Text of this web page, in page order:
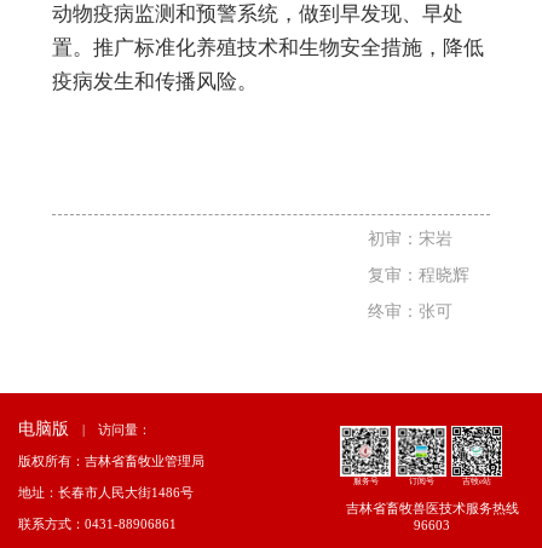
动物疫病监测和预警系统，做到早发现、早处
置。推广标准化养殖技术和生物安全措施，降低
疫病发生和传播风险。
初审：宋岩
复审：程晓辉
终审：张可
电脑版 访问量：
版权所有：吉林省畜牧业管理局
地址：长春市人民大街1486号
联系方式：0431-88906861
服务号 订阅号 吉牧e站
吉林省畜牧兽医技术服务热线
96603